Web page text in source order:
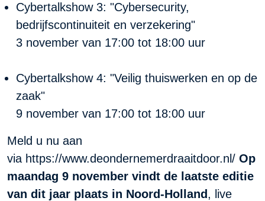
Cybertalkshow 3: "Cybersecurity,
bedrijfscontinuiteit en verzekering"
3 november van 17:00 tot 18:00 uur
Cybertalkshow 4: "Veilig thuiswerken en op de
zaak"
9 november van 17:00 tot 18:00 uur
Meld u nu aan
via https://www.deondernemerdraaitdoor.nl/ Op
maandag 9 november vindt de laatste editie
van dit jaar plaats in Noord-Holland, live